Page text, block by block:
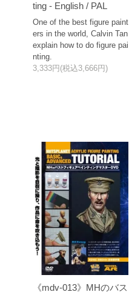
ting - English / PAL
One of the best figure paint
ers in the world, Calvin Tan
explain how to do figure pai
nting.
3,333円(税込3,666円)
《mdv-013》MHのバス